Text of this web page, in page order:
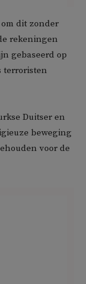
dit zonder
rekeningen
gebaseerd op
terroristen
Duitser en
beweging
voor de